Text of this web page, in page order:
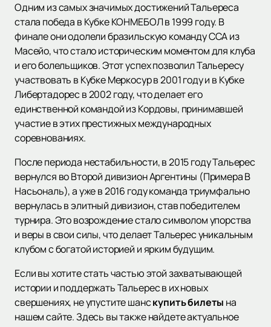
Одним из самых значимых достижений Тальереса
стала победа в Кубке КОНМЕБОЛ в 1999 году. В
финале они одолели бразильскую команду ССА из
Масейо, что стало историческим моментом для клуба
и его болельщиков. Этот успех позволил Тальересу
участвовать в Кубке Меркосур в 2001 году и в Кубке
Либертадорес в 2002 году, что делает его
единственной командой из Кордовы, принимавшей
участие в этих престижных международных
соревнованиях.
После периода нестабильности, в 2015 году Тальерес
вернулся во Второй дивизион Аргентины (Примера B
Насьональ), а уже в 2016 году команда триумфально
вернулась в элитный дивизион, став победителем
турнира. Это возрождение стало символом упорства
и веры в свои силы, что делает Тальерес уникальным
клубом с богатой историей и ярким будущим.
Если вы хотите стать частью этой захватывающей
истории и поддержать Тальерес в их новых
свершениях, не упустите шанскупить билеты на
нашем сайте. Здесь вы также найдете актуальное